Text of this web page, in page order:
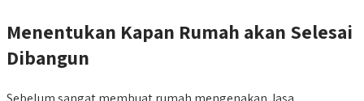
Menentukan Kapan Rumah akan Selesai
Dibangun